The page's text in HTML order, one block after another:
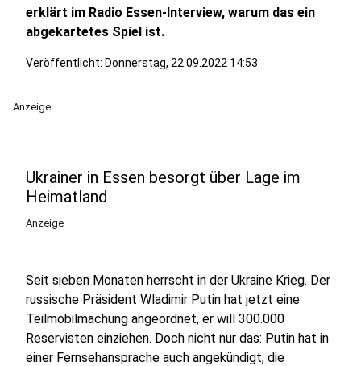
erklärt im Radio Essen-Interview, warum das ein
abgekartetes Spiel ist.
Veröffentlicht: Donnerstag, 22.09.2022 14:53
Anzeige
Ukrainer in Essen besorgt über Lage im
Heimatland
Anzeige
Seit sieben Monaten herrscht in der Ukraine Krieg. Der
russische Präsident Wladimir Putin hat jetzt eine
Teilmobilmachung angeordnet, er will 300.000
Reservisten einziehen. Doch nicht nur das: Putin hat in
einer Fernsehansprache auch angekündigt, die